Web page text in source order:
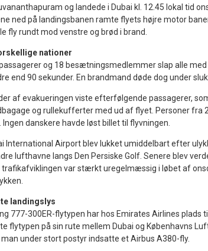
og landede i Dubai kl. 12.45 lokal tid
ned på landingsbanen ramte flyets højre motor
fly rundt mod venstre og brød i brand.
nationer
og 18 besætningsmedlemmer slap alle
end 90 sekunder. En brandmand døde dog under
af evakueringen viste efterfølgende passagerer,
og rullekufferter med ud af flyet. Personer fra
Ingen danskere havde løst billet til flyvningen.
International Airport blev lukket umiddelbart efter
lufthavne langs Den Persiske Golf. Senere blev
trafikafviklingen var stærkt uregelmæssig i løbet af
landingslys
777-300ER-flytypen har hos Emirates Airlines plads
flytypen på sin rute mellem Dubai og Københavns
man under stort postyr indsatte et Airbus A380-fly.